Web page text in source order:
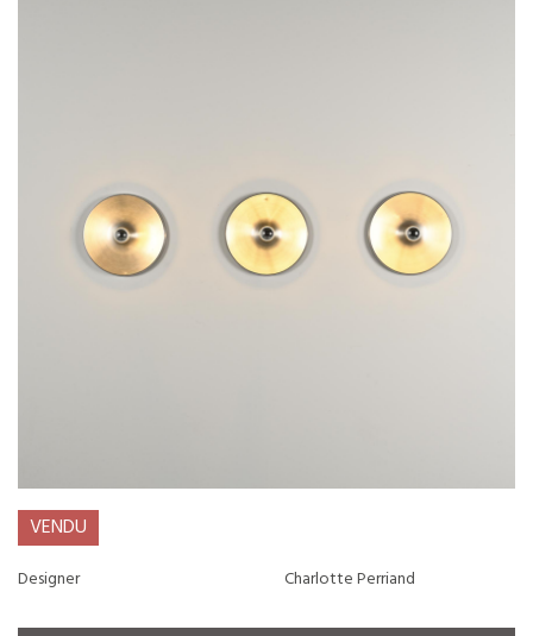
VENDU
Designer Charlotte Perriand